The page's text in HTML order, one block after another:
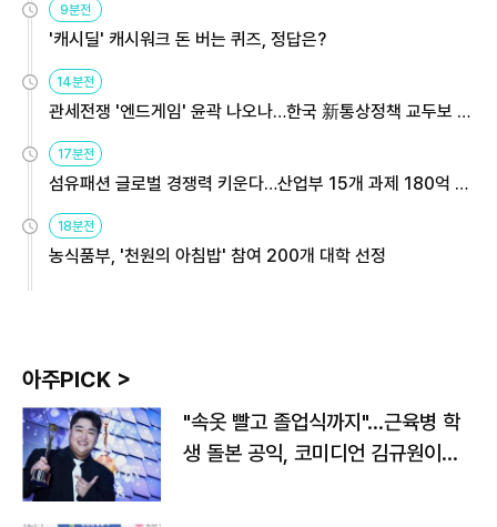
9분전
'캐시딜' 캐시워크 돈 버는 퀴즈, 정답은?
14분전
관세전쟁 '엔드게임' 윤곽 나오나…한국 新통상정책 교두보 활
용해야
17분전
섬유패션 글로벌 경쟁력 키운다…산업부 15개 과제 180억 지
원
18분전
농식품부, '천원의 아침밥' 참여 200개 대학 선정
아주PICK >
"속옷 빨고 졸업식까지"…근육병 학
생 돌본 공익, 코미디언 김규원이었